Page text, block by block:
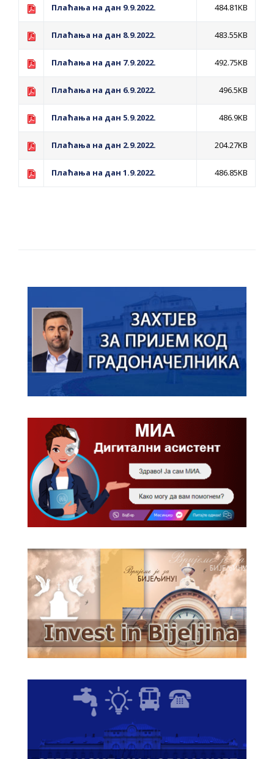
Плаћања на дан 9.9.2022. 484.81KB
Плаћања на дан 8.9.2022. 483.55KB
Плаћања на дан 7.9.2022. 492.75KB
Плаћања на дан 6.9.2022. 496.5KB
Плаћања на дан 5.9.2022. 486.9KB
Плаћања на дан 2.9.2022. 204.27KB
Плаћања на дан 1.9.2022. 486.85KB